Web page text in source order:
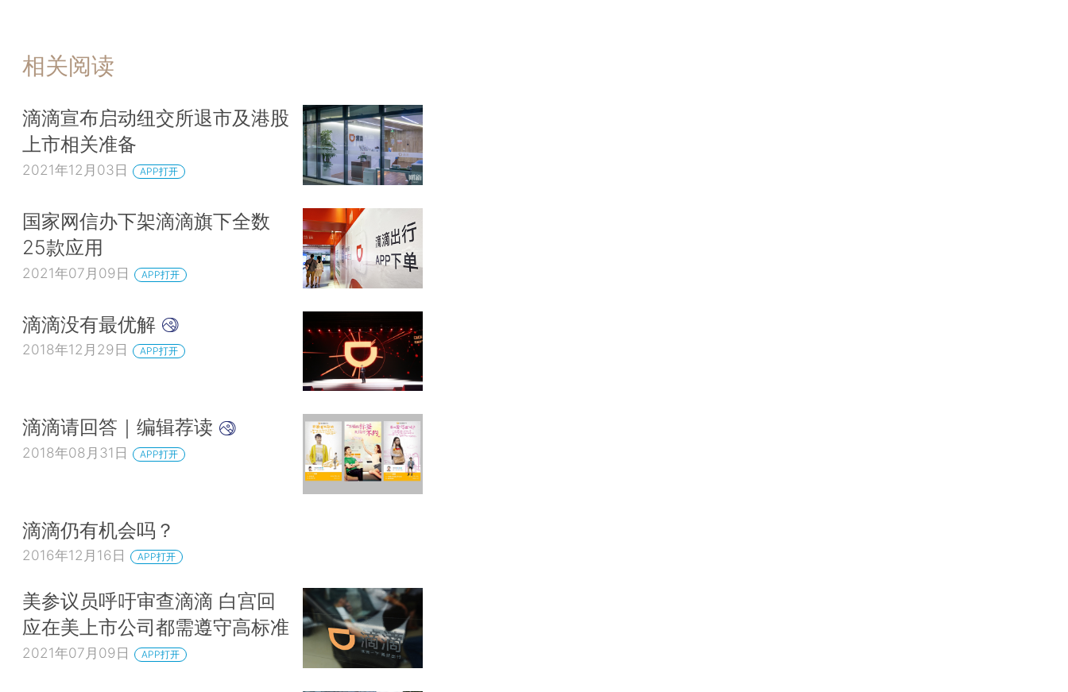
相关阅读
滴滴宣布启动纽交所退市及港股
上市相关准备
2021年12月03日 APP打开
国家网信办下架滴滴旗下全数
25款应用
2021年07月09日 APP打开
滴滴没有最优解
2018年12月29日 APP打开
滴滴请回答｜编辑荐读
2018年08月31日 APP打开
滴滴仍有机会吗？
2016年12月16日 APP打开
美参议员呼吁审查滴滴 白宫回
应在美上市公司都需遵守高标准
2021年07月09日 APP打开